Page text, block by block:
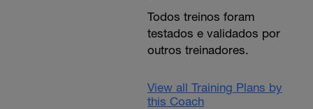
Todos treinos foram
testados e validados por
outros treinadores.
View all Training Plans by
this Coach